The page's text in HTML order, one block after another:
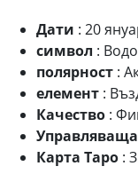
Дати : 20
символ :
полярност :
елемент :
Качество :
Карта Таро :